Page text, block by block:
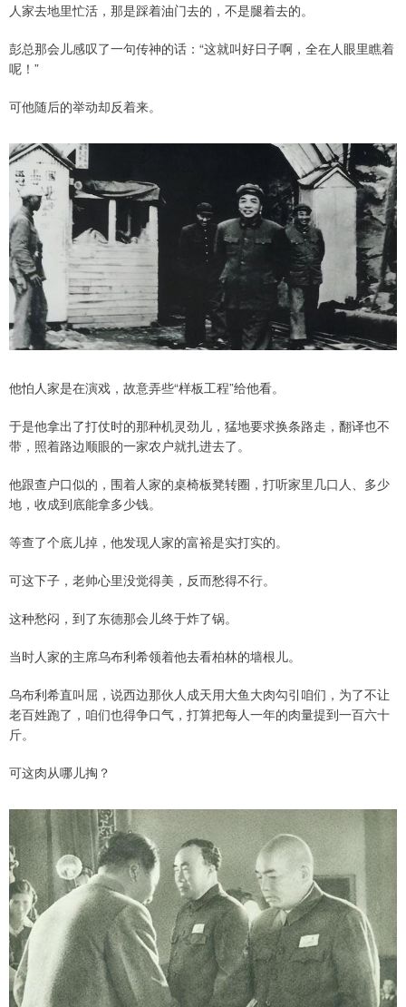
人家去地里忙活，那是踩着油门去的，不是腿着去的。
彭总那会儿感叹了一句传神的话：“这就叫好日子啊，全在人眼里瞧着
呢！”
可他随后的举动却反着来。
他怕人家是在演戏，故意弄些“样板工程”给他看。
于是他拿出了打仗时的那种机灵劲儿，猛地要求换条路走，翻译也不
带，照着路边顺眼的一家农户就扎进去了。
他跟查户口似的，围着人家的桌椅板凳转圈，打听家里几口人、多少
地，收成到底能拿多少钱。
等查了个底儿掉，他发现人家的富裕是实打实的。
可这下子，老帅心里没觉得美，反而愁得不行。
这种愁闷，到了东德那会儿终于炸了锅。
当时人家的主席乌布利希领着他去看柏林的墙根儿。
乌布利希直叫屈，说西边那伙人成天用大鱼大肉勾引咱们，为了不让
老百姓跑了，咱们也得争口气，打算把每人一年的肉量提到一百六十
斤。
可这肉从哪儿掏？